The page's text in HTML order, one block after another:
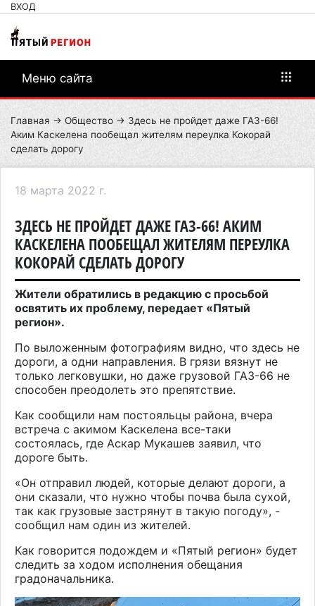
ВХОД
Меню сайта
Главная → Общество → Здесь не пройдет даже ГАЗ-66!
Аким Каскелена пообещал жителям переулка Кокорай
сделать дорогу
18 марта 2022 г.
ЗДЕСЬ НЕ ПРОЙДЕТ ДАЖЕ ГАЗ-66! АКИМ
КАСКЕЛЕНА ПООБЕЩАЛ ЖИТЕЛЯМ ПЕРЕУЛКА
КОКОРАЙ СДЕЛАТЬ ДОРОГУ
Жители обратились в редакцию с просьбой
освятить их проблему, передает «Пятый
регион».
По выложенным фотографиям видно, что здесь не
дороги, а одни направления. В грязи вязнут не
только легковушки, но даже грузовой ГАЗ-66 не
способен преодолеть это препятствие.
Как сообщили нам постояльцы района, вчера
встреча с акимом Каскелена все-таки
состоялась, где Аскар Мукашев заявил, что
дороге быть.
«Он отправил людей, которые делают дороги, а
они сказали, что нужно чтобы почва была сухой,
так как грузовые застрянут в такую погоду», -
сообщил нам один из жителей.
Как говорится подождем и «Пятый регион» будет
следить за ходом исполнения обещания
градоначальника.